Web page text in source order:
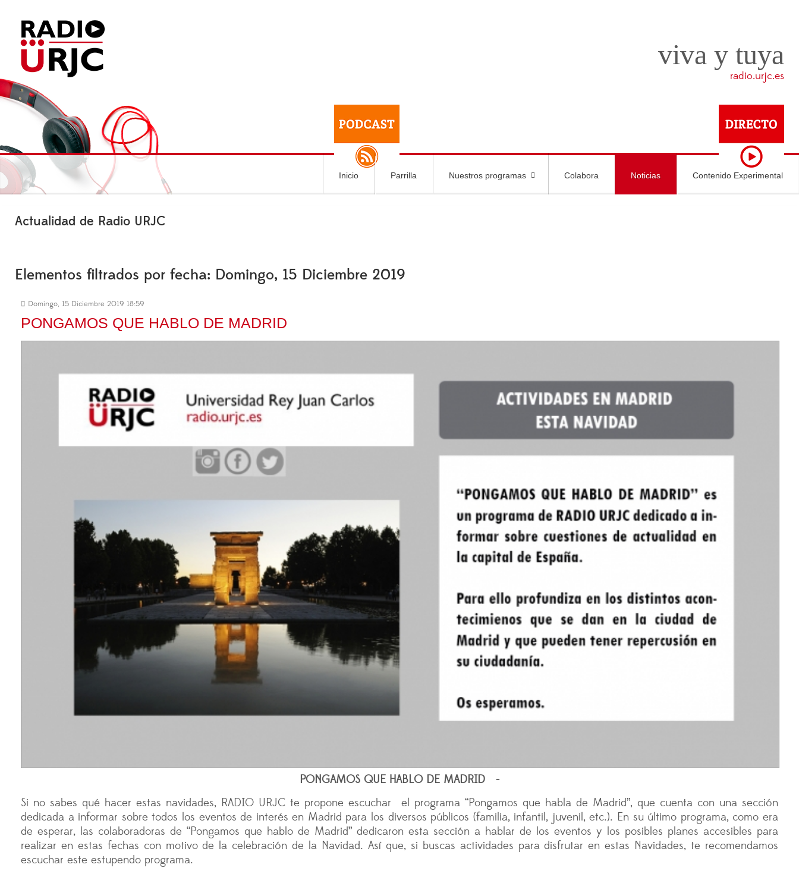
viva y tuya
radio.urjc.es
Inicio Parrilla Nuestros programas Colabora Noticias Contenido Experimental
Actualidad de Radio URJC
Elementos filtrados por fecha: Domingo, 15 Diciembre 2019
Domingo, 15 Diciembre 2019 18:59
PONGAMOS QUE HABLO DE MADRID
PONGAMOS QUE HABLO DE MADRID -
Si no sabes qué hacer estas navidades, RADIO URJC te propone escuchar el programa “Pongamos que habla de Madrid”, que cuenta con una sección
dedicada a informar sobre todos los eventos de interés en Madrid para los diversos públicos (familia, infantil, juvenil, etc.). En su último programa, como era
de esperar, las colaboradoras de “Pongamos que hablo de Madrid” dedicaron esta sección a hablar de los eventos y los posibles planes accesibles para
realizar en estas fechas con motivo de la celebración de la Navidad. Así que, si buscas actividades para disfrutar en estas Navidades, te recomendamos
escuchar este estupendo programa.